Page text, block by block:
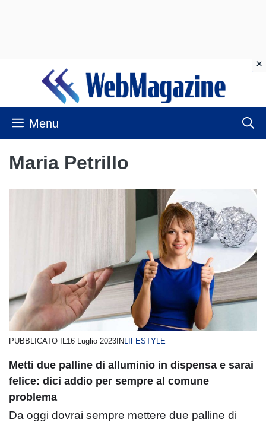
contenuto
Menu
Maria Petrillo
PUBBLICATO IL 16 Luglio 2023 IN LIFESTYLE
Metti due palline di alluminio in dispensa e sarai
felice: dici addio per sempre al comune
problema
Da oggi dovrai sempre mettere due palline di